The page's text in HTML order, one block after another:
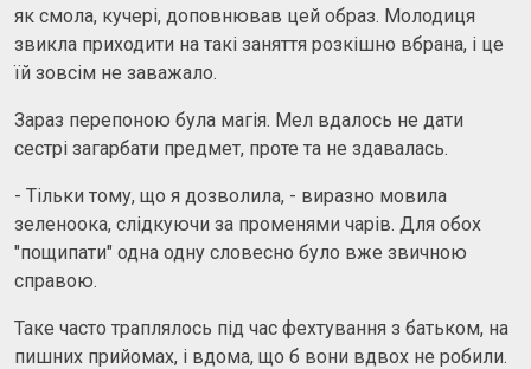
як смола, кучері, доповнював цей образ. Молодиця
звикла приходити на такі заняття розкішно вбрана, і це
їй зовсім не заважало.
Зараз перепоною була магія. Мел вдалось не дати
сестрі загарбати предмет, проте та не здавалась.
- Тільки тому, що я дозволила, - виразно мовила
зеленоока, слідкуючи за променями чарів. Для обох
"пощипати" одна одну словесно було вже звичною
справою.
Таке часто траплялось під час фехтування з батьком, на
пишних прийомах, і вдома, що б вони вдвох не робили.